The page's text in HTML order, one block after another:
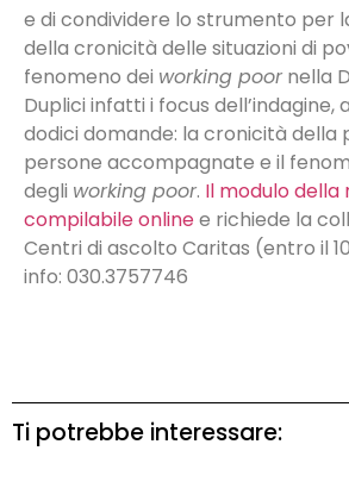
e di condividere lo strumento per
della cronicità delle situazioni di
fenomeno dei working poor nella
Duplici infatti i focus dell’indagine,
dodici domande: la cronicità della
persone accompagnate e il
degli working poor. Il modulo della
compilabile onlinee richiede la
Centri di ascolto Caritas (entro il
info: 030.3757746
Ti potrebbe interessare: